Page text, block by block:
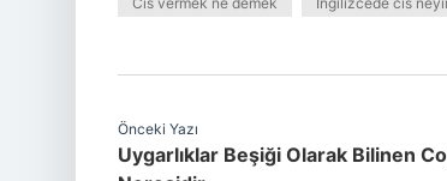
Önceki Yazı
Uygarlıklar Beşiği Olarak Bilinen